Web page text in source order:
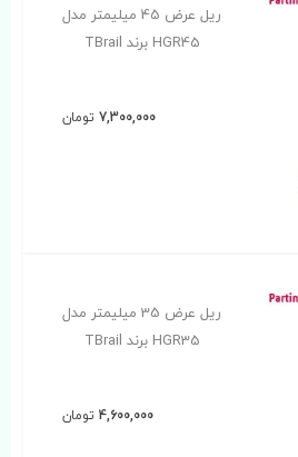
ریل عرض 45 میلیمتر مدل
HGR45 برند TBrail
7,300,000 تومان
ریل عرض 35 میلیمتر مدل
HGR35 برند TBrail
4,600,000 تومان